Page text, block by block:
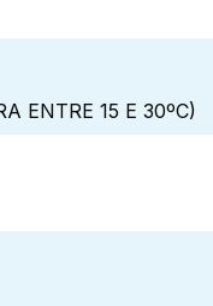
ENTRE 15 E 30ºC)